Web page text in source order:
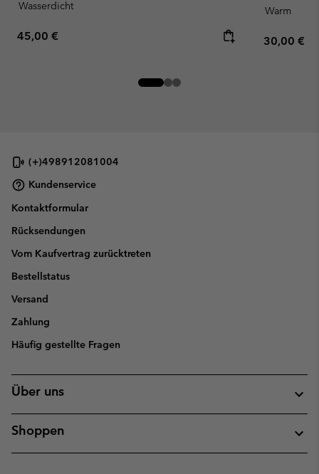
Wasserdicht
Regular price:
45,00 €
Warm
Regular
30,00 €
(+)498912081004
Kundenservice
Kontaktformular
Rücksendungen
Vom Kaufvertrag zurücktreten
Bestellstatus
Versand
Zahlung
Häufig gestellte Fragen
Über uns
Shoppen